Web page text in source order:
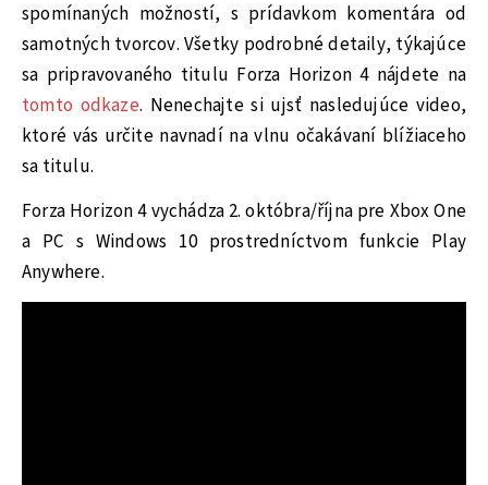
spomínaných možností, s prídavkom komentára od
samotných tvorcov. Všetky podrobné detaily, týkajúce
sa pripravovaného titulu Forza Horizon 4 nájdete na
tomto odkaze. Nenechajte si ujsť nasledujúce video,
ktoré vás určite navnadí na vlnu očakávaní blížiaceho
sa titulu.
Forza Horizon 4 vychádza 2. októbra/října pre Xbox One
a PC s Windows 10 prostredníctvom funkcie Play
Anywhere.